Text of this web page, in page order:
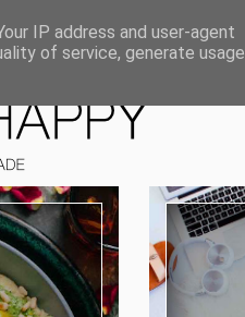
IP address and user-agent
of service, generate usage